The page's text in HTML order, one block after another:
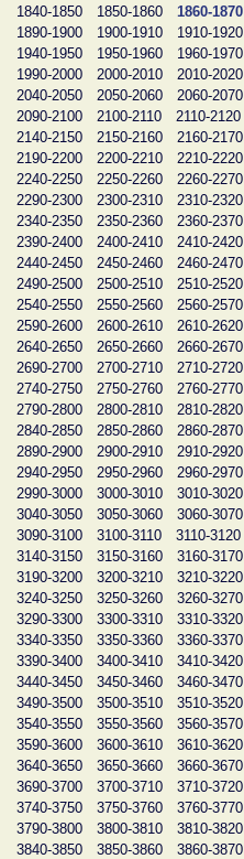
1840-1850
1850-1860 1860-1870
1890-1900
1900-1910 1910-1920
1940-1950
1950-1960 1960-1970
1990-2000
2000-2010 2010-2020
2040-2050
2050-2060 2060-2070
2090-2100
2100-2110 2110-2120
2140-2150
2150-2160 2160-2170
2190-2200
2200-2210 2210-2220
2240-2250
2250-2260 2260-2270
2290-2300
2300-2310 2310-2320
2340-2350
2350-2360 2360-2370
2390-2400
2400-2410 2410-2420
2440-2450
2450-2460 2460-2470
2490-2500
2500-2510 2510-2520
2540-2550
2550-2560 2560-2570
2590-2600
2600-2610 2610-2620
2640-2650
2650-2660 2660-2670
2690-2700
2700-2710 2710-2720
2740-2750
2750-2760 2760-2770
2790-2800
2800-2810 2810-2820
2840-2850
2850-2860 2860-2870
2890-2900
2900-2910 2910-2920
2940-2950
2950-2960 2960-2970
2990-3000
3000-3010 3010-3020
3040-3050
3050-3060 3060-3070
3090-3100
3100-3110 3110-3120
3140-3150
3150-3160 3160-3170
3190-3200
3200-3210 3210-3220
3240-3250
3250-3260 3260-3270
3290-3300
3300-3310 3310-3320
3340-3350
3350-3360 3360-3370
3390-3400
3400-3410 3410-3420
3440-3450
3450-3460 3460-3470
3490-3500
3500-3510 3510-3520
3540-3550
3550-3560 3560-3570
3590-3600
3600-3610 3610-3620
3640-3650
3650-3660 3660-3670
3690-3700
3700-3710 3710-3720
3740-3750
3750-3760 3760-3770
3790-3800
3800-3810 3810-3820
3840-3850
3850-3860 3860-3870